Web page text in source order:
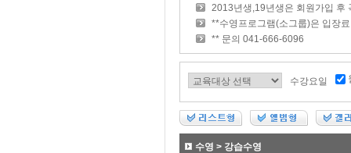
2013년생,19년생은 회원가입 후
**수영프로그램(소그룹)은 입장
** 문의 041-666-6096
수강요일
수영 > 강습수영